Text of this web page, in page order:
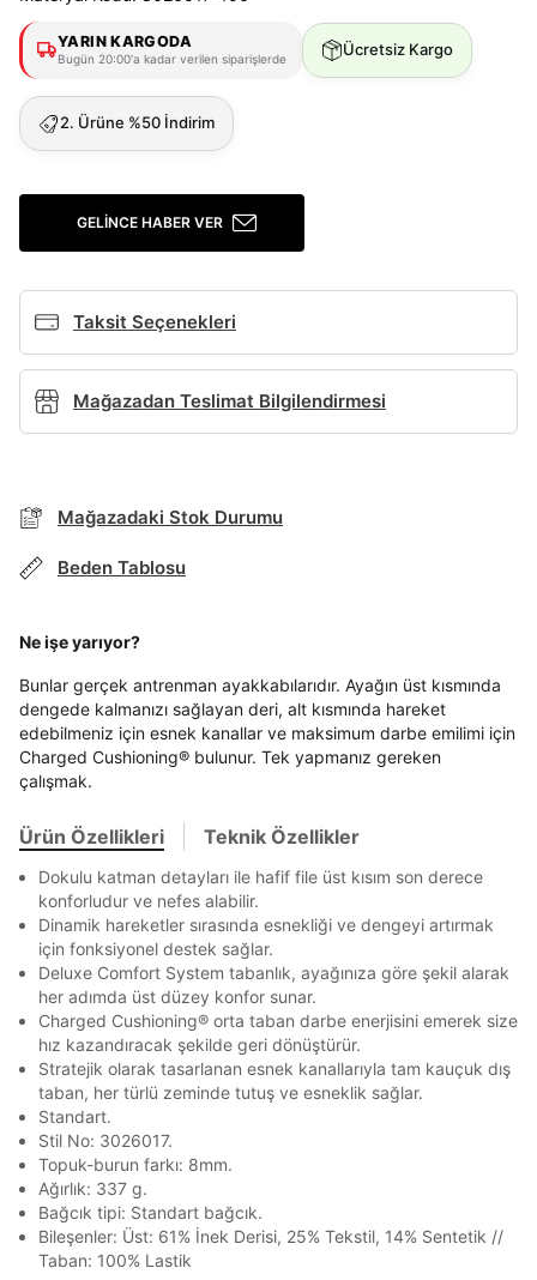
YARIN KARGODA
Bugün 20:00'a kadar verilen siparişlerde Ücretsiz Kargo
2. Ürüne %50 İndirim
GELINCE HABER VER
Taksit Seçenekleri
TAKSİT SEÇENEKLERİ
Banka Kart Taksit
İşbankası
Akbank Axess
Ziraat Bankası Ziraat Bankası
QNB QNB
AnadoluBank World
Kapat
Mağazadan Teslimat Bilgilendirmesi
Mağazadaki Stok Durumu
Beden Tablosu
Ne işe yarıyor?
Bunlar gerçek antrenman ayakkabılarıdır. Ayağın üst kısmında
dengede kalmanızı sağlayan deri, alt kısmında hareket
edebilmeniz için esnek kanallar ve maksimum darbe emilimi için
Charged Cushioning® bulunur. Tek yapmanız gereken
çalışmak.
Ürün Özellikleri Teknik Özellikler
Dokulu katman detayları ile hafif file üst kısım son derece
konforludur ve nefes alabilir.
Dinamik hareketler sırasında esnekliği ve dengeyi artırmak
için fonksiyonel destek sağlar.
Deluxe Comfort System tabanlık, ayağınıza göre şekil alarak
her adımda üst düzey konfor sunar.
Charged Cushioning® orta taban darbe enerjisini emerek size
hız kazandıracak şekilde geri dönüştürür.
Stratejik olarak tasarlanan esnek kanallarıyla tam kauçuk dış
taban, her türlü zeminde tutuş ve esneklik sağlar.
Standart.
Stil No: 3026017.
Topuk-burun farkı: 8mm.
Ağırlık: 337 g.
Bağcık tipi: Standart bağcık.
Bileşenler: Üst: 61% İnek Derisi, 25% Tekstil, 14% Sentetik //
Taban: 100% Lastik
Mağazada Bul
Beden Seçin
Mağazada Bul
Kapat
Ürün stoklara geldiğinde
bildirim göndereceğiz.
Kapat
Term Of Use
Kapat
ipsum
Kapat
Siparişinizin durumu hakkında bilgi alabilmek için
aşağıdaki bilgileri giriniz.
Sipariş Numaranız *
Sorgula
Şifre
Giriş Yap
E-posta Adresi*
göster
En az 8 karakter
Bir küçük harf karakter
En az 1 özel karakter
Aşağıdakileri okudum ve kabul ediyorum:
Kişisel verilerinizAydınlatma Metni,Hüküm ve Koşullar
uyarınca işlenecektir. Kişisel verilerimin Doğuş
Perakende Satış Giyim ve Aksesuar Ticaret A.Ş.
tarafından ticari elektronik ileti gönderilmesi amacıyla
işlenmesini kabul ediyorum.
Sms
E-mail
Kişisel verilerimin Doğuş Perakende Satış Giyim ve
Aksesuar Ticaret A.Ş. bünyesinde yer alan
markalara ait ürünlerin bana özel pazarlanması ve
Doğuş Grubu şirketlerinde bulunan pazarlama
verilerimin kişiselleştirilmiş reklamcılık faaliyeti
amacıyla işlenmesini kabul ediyorum.
sn
SMS Onay Kodu
Bilgilerinizi güncellemek için lütfen telefonunuza SMS
ile gelen kodu girerek telefon numaranızı doğrulayın.
GÖNDER
sn
SMS Onay Kodu
Bilgilerinizi güncellemek için lütfen telefonunuza SMS
ile gelen kodu girerek telefon numaranızı doğrulayın.
GÖNDER